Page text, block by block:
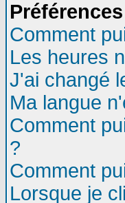
Comment
Les heures
J'ai changé
Ma langue
Comment
?
Comment
Lorsque je